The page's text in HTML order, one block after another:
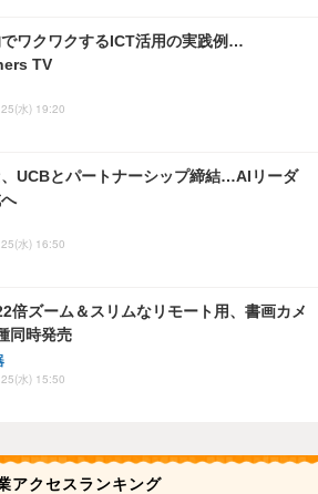
ワクワクするICT活用の実践例…
TV
水) 19:20
UCBとパートナーシップ締結…AIリーダ
水) 16:50
倍ズーム＆スリムなリモート用、書画カメ
同時発売
水) 15:50
アクセスランキング